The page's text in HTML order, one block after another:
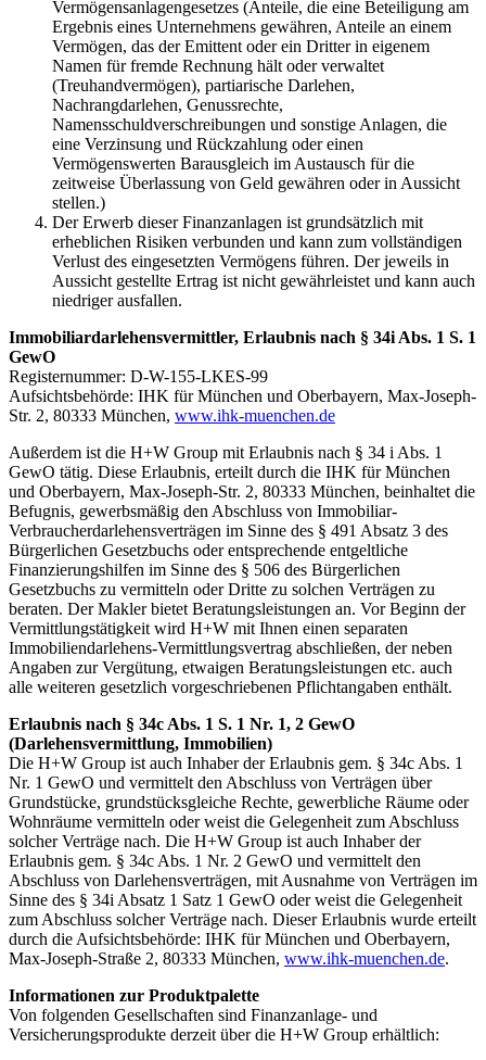
Vermögensanlagengesetzes (Anteile, die eine Beteiligung am
Ergebnis eines Unternehmens gewähren, Anteile an einem
Vermögen, das der Emittent oder ein Dritter in eigenem
Namen für fremde Rechnung hält oder verwaltet
(Treuhandvermögen), partiarische Darlehen,
Nachrangdarlehen, Genussrechte,
Namensschuldverschreibungen und sonstige Anlagen, die
eine Verzinsung und Rückzahlung oder einen
Vermögenswerten Barausgleich im Austausch für die
zeitweise Überlassung von Geld gewähren oder in Aussicht
stellen.)
Der Erwerb dieser Finanzanlagen ist grundsätzlich mit
erheblichen Risiken verbunden und kann zum vollständigen
Verlust des eingesetzten Vermögens führen. Der jeweils in
Aussicht gestellte Ertrag ist nicht gewährleistet und kann auch
niedriger ausfallen.
Immobiliardarlehensvermittler, Erlaubnis nach § 34i Abs. 1 S. 1
GewO
Registernummer: D-W-155-LKES-99
Aufsichtsbehörde: IHK für München und Oberbayern, Max-Joseph-
Str. 2, 80333 München, www.ihk-muenchen.de
Außerdem ist die H+W Group mit Erlaubnis nach § 34 i Abs. 1
GewO tätig. Diese Erlaubnis, erteilt durch die IHK für München
und Oberbayern, Max-Joseph-Str. 2, 80333 München, beinhaltet die
Befugnis, gewerbsmäßig den Abschluss von Immobiliar-
Verbraucherdarlehensverträgen im Sinne des § 491 Absatz 3 des
Bürgerlichen Gesetzbuchs oder entsprechende entgeltliche
Finanzierungshilfen im Sinne des § 506 des Bürgerlichen
Gesetzbuchs zu vermitteln oder Dritte zu solchen Verträgen zu
beraten. Der Makler bietet Beratungsleistungen an. Vor Beginn der
Vermittlungstätigkeit wird H+W mit Ihnen einen separaten
Immobiliendarlehens-Vermittlungsvertrag abschließen, der neben
Angaben zur Vergütung, etwaigen Beratungsleistungen etc. auch
alle weiteren gesetzlich vorgeschriebenen Pflichtangaben enthält.
Erlaubnis nach § 34c Abs. 1 S. 1 Nr. 1, 2 GewO
(Darlehensvermittlung, Immobilien)
Die H+W Group ist auch Inhaber der Erlaubnis gem. § 34c Abs. 1
Nr. 1 GewO und vermittelt den Abschluss von Verträgen über
Grundstücke, grundstücksgleiche Rechte, gewerbliche Räume oder
Wohnräume vermitteln oder weist die Gelegenheit zum Abschluss
solcher Verträge nach. Die H+W Group ist auch Inhaber der
Erlaubnis gem. § 34c Abs. 1 Nr. 2 GewO und vermittelt den
Abschluss von Darlehensverträgen, mit Ausnahme von Verträgen im
Sinne des § 34i Absatz 1 Satz 1 GewO oder weist die Gelegenheit
zum Abschluss solcher Verträge nach. Dieser Erlaubnis wurde erteilt
durch die Aufsichtsbehörde: IHK für München und Oberbayern,
Max-Joseph-Straße 2, 80333 München, www.ihk-muenchen.de.
Informationen zur Produktpalette
Von folgenden Gesellschaften sind Finanzanlage- und
Versicherungsprodukte derzeit über die H+W Group erhältlich: